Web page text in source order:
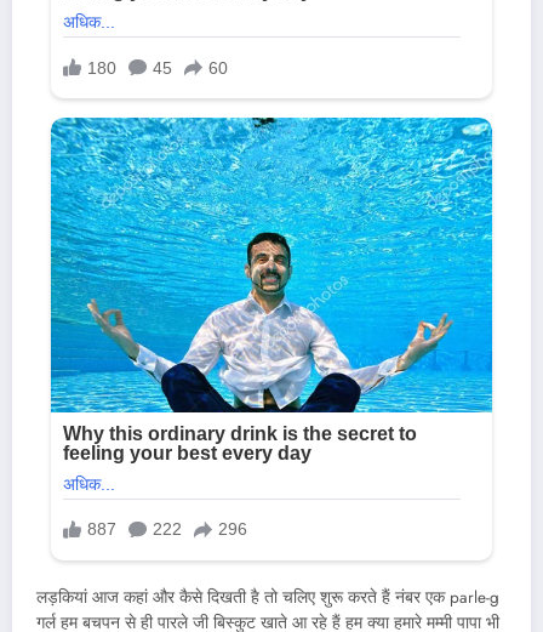
लड़कियां आज कहां और कैसे दिखती है तो चलिए शुरू करते हैं नंबर एक parle-g
गर्ल हम बचपन से ही पारले जी बिस्कुट खाते आ रहे हैं हम क्या हमारे मम्मी पापा भी